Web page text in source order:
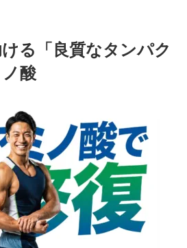
る「良質なタンパク
酸